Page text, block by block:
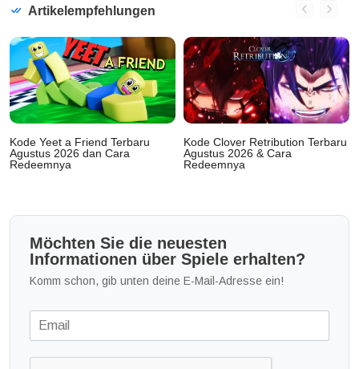
Artikelempfehlungen
Kode Yeet a Friend Terbaru
Agustus 2026 dan Cara
Redeemnya
Kode Clover Retribution Terbaru
Agustus 2026 & Cara
Redeemnya
Möchten Sie die neuesten
Informationen über Spiele erhalten?
Komm schon, gib unten deine E-Mail-Adresse ein!